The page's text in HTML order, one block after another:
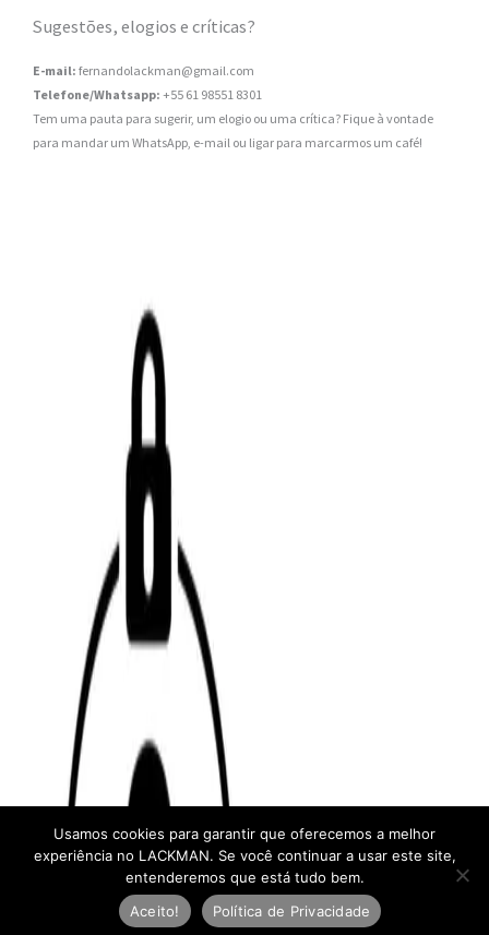
Sugestões, elogios e críticas?
E-mail: fernandolackman@gmail.com
Telefone/Whatsapp: +55 61 98551 8301
Tem uma pauta para sugerir, um elogio ou uma crítica? Fique à vontade
para mandar um WhatsApp, e-mail ou ligar para marcarmos um café!
Usamos cookies para garantir que oferecemos a melhor
experiência no LACKMAN. Se você continuar a usar este site,
entenderemos que está tudo bem.
Aceito!
Política de Privacidade